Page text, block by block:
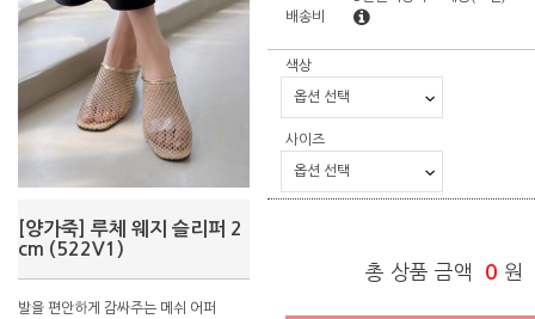
[양가죽] 루체 웨지 슬리퍼 2
cm (522V1)
발을 편안하게 감싸주는 메쉬 어퍼
배송비
색상
사이즈
총 상품 금액 0 원